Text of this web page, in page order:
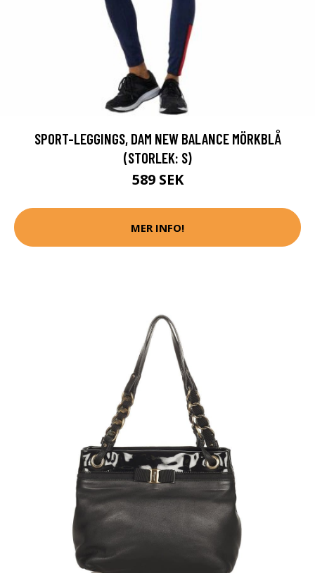
SPORT-LEGGINGS, DAM NEW BALANCE MÖRKBLÅ
(STORLEK: S)
589 SEK
MER INFO!